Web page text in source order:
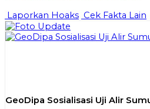
Laporkan Hoaks Cek Fakta Lain
GeoDipa Sosialisasi Uji Alir